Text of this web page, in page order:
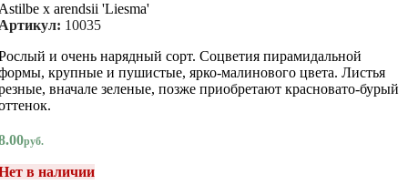
x arendsii 'Liesma'
10035
и очень нарядный сорт. Соцветия пирамидальной
крупные и пушистые, ярко-малинового цвета. Листья
вначале зеленые, позже приобретают красновато-бурый
руб.
в наличии